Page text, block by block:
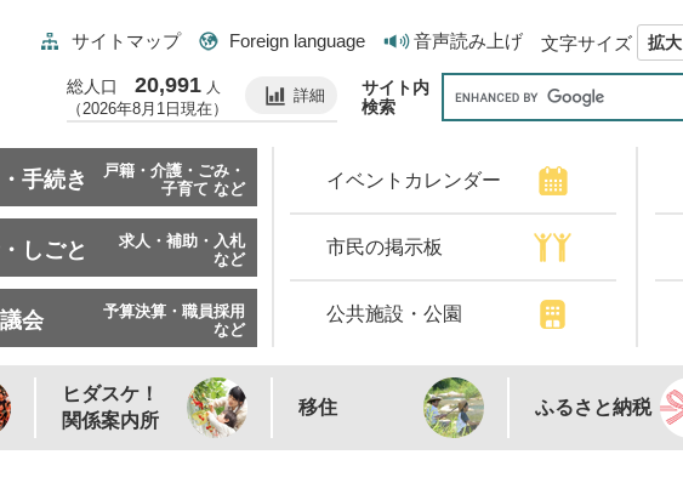
サイトマップ Foreign language 音声読み上げ 文字サイズ 拡大
総人口 20,991 人
（2026年8月1日現在）
詳細
サイト内
検索
手続き
戸籍・介護・ごみ・
子育て など
しごと
求人・補助・入札
など
会
予算決算・職員採用
など
イベントカレンダー
市民の掲示板
公共施設・公園
ヒダスケ！
関係案内所
移住 ふるさと納税